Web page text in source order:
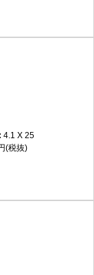
4.1 X 25
(税抜)